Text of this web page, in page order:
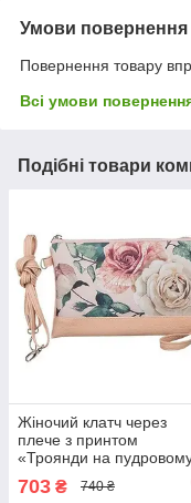
Умови повернення
Повернення товару
Всі умови
Подібні товари
Жіночий клатч через
плече з принтом
«Троянди на
фоні» 25х15 см 2
комплекті
703 ₴ 740 ₴